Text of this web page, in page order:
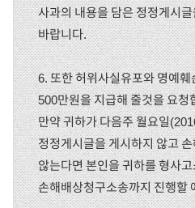
사과의 내용을 담은 정정게시
바랍니다.
6. 또한 허위사실유포와 명예
500만원을 지급해 줄것을 요청
만약 귀하가 다음주 월요일
정정게시글을 게시하지 않고
않는다면 본인을 귀하를 형사
손해배상청구소송까지 진행할